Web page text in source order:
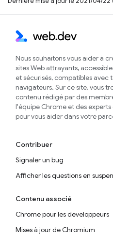
Nous souhaitons vous aider à
sites Web attrayants,
et sécurisés, compatibles avec
navigateurs. Sur ce site, vous
contenu rédigé par des
l'équipe Chrome et des experts
pour vous aider dans votre
Contribuer
Signaler un bug
Afficher les questions en
Contenu associé
Chrome pour les développeurs
Mises à jour de Chromium